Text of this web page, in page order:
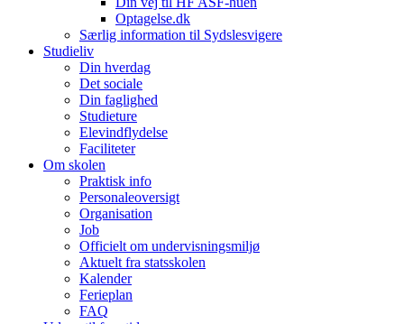
Optagelse.dk
Særlig information til Sydslesvigere
Studieliv
Din hverdag
Det sociale
Din faglighed
Studieture
Elevindflydelse
Faciliteter
Om skolen
Praktisk info
Personaleoversigt
Organisation
Job
Officielt om undervisningsmiljø
Aktuelt fra statsskolen
Kalender
Ferieplan
FAQ